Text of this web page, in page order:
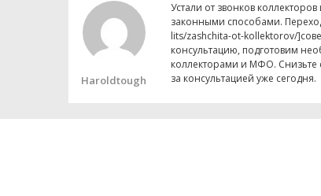
Haroldtough
Устали от звонков
законными способами.
lits/zashchita-ot-kollektorov/
консультацию, подготовим
коллекторами и МФО. Снизьте
за консультацией уже сегодня.